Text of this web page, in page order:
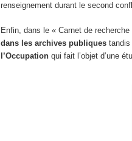
renseignement durant le second
Enfin, dans le « Carnet de
dans les archives publiques tandis
l’Occupation qui fait l’objet d’une